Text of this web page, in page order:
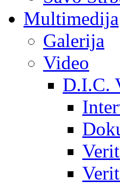
Multimedija
Galerija
Video
D.I.C.